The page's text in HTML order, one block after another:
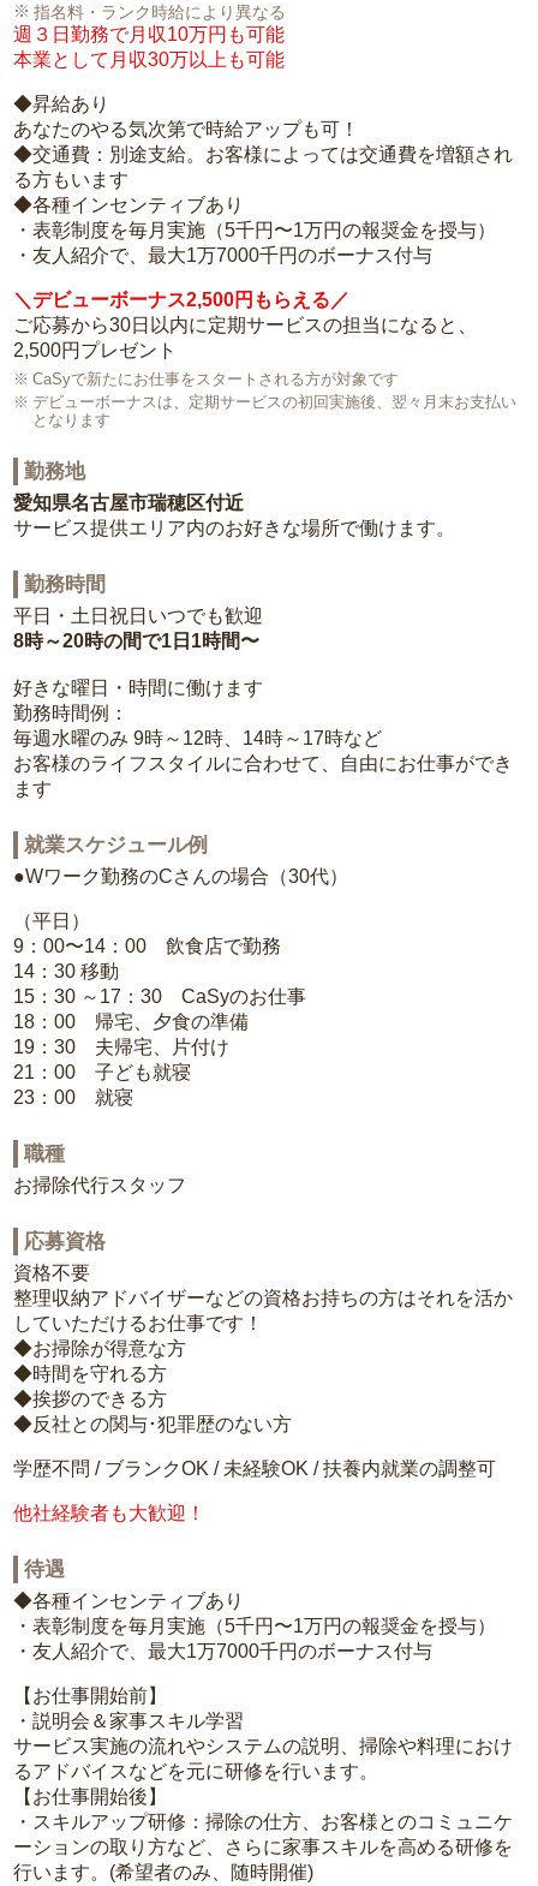
指名料・ランク時給により異なる
週３日勤務で月収10万円も可能
本業として月収30万以上も可能
◆昇給あり
あなたのやる気次第で時給アップも可！
◆交通費：別途支給。お客様によっては交通費を増額され
る方もいます
◆各種インセンティブあり
・表彰制度を毎月実施（5千円〜1万円の報奨金を授与）
・友人紹介で、最大1万7000千円のボーナス付与
＼デビューボーナス2,500円もらえる／
ご応募から30日以内に定期サービスの担当になると、
2,500円プレゼント
CaSyで新たにお仕事をスタートされる方が対象です
デビューボーナスは、定期サービスの初回実施後、翌々月末お支払い
となります
勤務地
愛知県名古屋市瑞穂区付近
サービス提供エリア内のお好きな場所で働けます。
勤務時間
平日・土日祝日いつでも歓迎
8時～20時の間で1日1時間〜
好きな曜日・時間に働けます
勤務時間例：
毎週水曜のみ 9時～12時、14時～17時など
お客様のライフスタイルに合わせて、自由にお仕事ができ
ます
就業スケジュール例
●Wワーク勤務のCさんの場合（30代）
（平日）
9：00〜14：00 飲食店で勤務
14：30 移動
15：30 ～17：30 CaSyのお仕事
18：00 帰宅、夕食の準備
19：30 夫帰宅、片付け
21：00 子ども就寝
23：00 就寝
職種
お掃除代行スタッフ
応募資格
資格不要
整理収納アドバイザーなどの資格お持ちの方はそれを活か
していただけるお仕事です！
◆お掃除が得意な方
◆時間を守れる方
◆挨拶のできる方
◆反社との関与･犯罪歴のない方
学歴不問 / ブランクOK / 未経験OK / 扶養内就業の調整可
他社経験者も大歓迎！
待遇
◆各種インセンティブあり
・表彰制度を毎月実施（5千円〜1万円の報奨金を授与）
・友人紹介で、最大1万7000千円のボーナス付与
【お仕事開始前】
・説明会＆家事スキル学習
サービス実施の流れやシステムの説明、掃除や料理におけ
るアドバイスなどを元に研修を行います。
【お仕事開始後】
・スキルアップ研修：掃除の仕方、お客様とのコミュニケ
ーションの取り方など、さらに家事スキルを高める研修を
行います。(希望者のみ、随時開催)